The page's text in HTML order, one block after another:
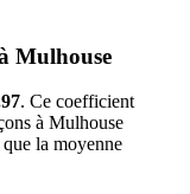
Mulhouse
. Ce coefficient
à Mulhouse
la moyenne